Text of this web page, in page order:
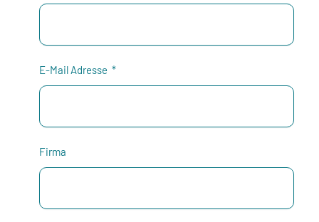
E-Mail Adresse
Firma